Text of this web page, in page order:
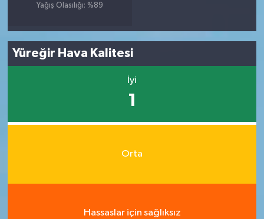
Yağış Olasılığı: %89
Yüreğir Hava Kalitesi
İyi
1
Orta
Hassaslar için sağlıksız